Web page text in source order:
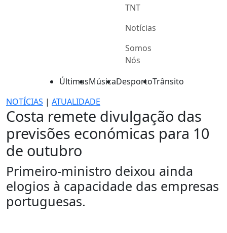
TNT
Notícias
Somos
Nós
ÚltimasMúsicaDesportoTrânsito
NOTÍCIAS | ATUALIDADE
Costa remete divulgação das
previsões económicas para 10
de outubro
Primeiro-ministro deixou ainda
elogios à capacidade das empresas
portuguesas.